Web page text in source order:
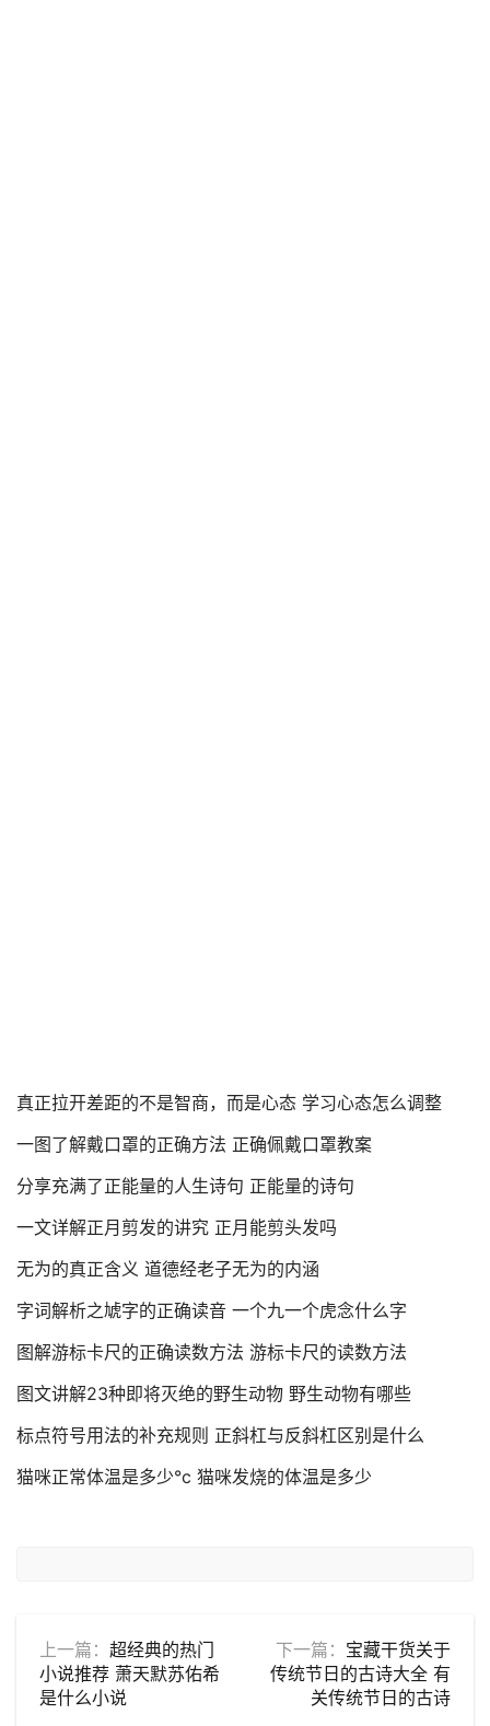
真正拉开差距的不是智商，而是心态 学习心态怎么调整
一图了解戴口罩的正确方法 正确佩戴口罩教案
分享充满了正能量的人生诗句 正能量的诗句
一文详解正月剪发的讲究 正月能剪头发吗
无为的真正含义 道德经老子无为的内涵
字词解析之虓字的正确读音 一个九一个虎念什么字
图解游标卡尺的正确读数方法 游标卡尺的读数方法
图文讲解23种即将灭绝的野生动物 野生动物有哪些
标点符号用法的补充规则 正斜杠与反斜杠区别是什么
猫咪正常体温是多少°c 猫咪发烧的体温是多少
上一篇： 超经典的热门
小说推荐 萧天默苏佑希
是什么小说
下一篇： 宝藏干货关于
传统节日的古诗大全 有
关传统节日的古诗